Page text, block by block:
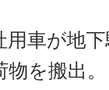
用車が地
を搬出。